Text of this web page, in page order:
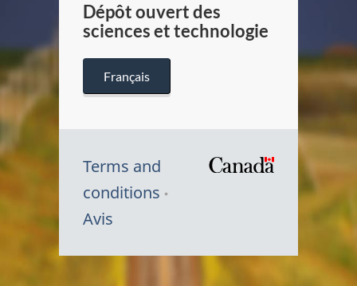
Dépôt ouvert des
sciences et technologie
Français
Terms and
conditions
Avis
Symbole